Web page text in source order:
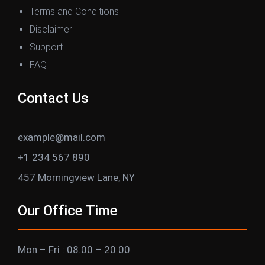
Terms and Conditions
Disclaimer
Support
FAQ
Contact Us
example@mail.com
+1 234 567 890
457 Morningview Lane, NY
Our Office Time
Mon – Fri : 08.00 – 20.00